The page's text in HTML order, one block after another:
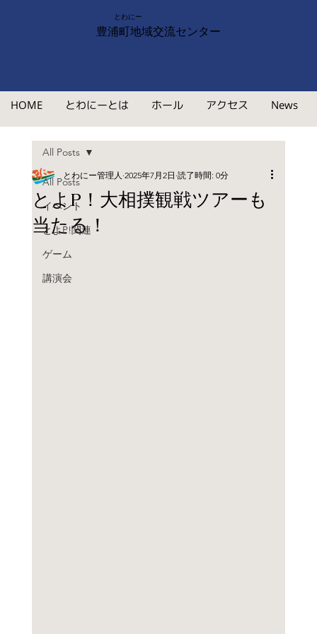
とわにー
豊浦町地域交流センター
All Posts
イベント
とよP!関連
ゲーム
講演会
All Posts
とよP！大相撲観戦ツアーも
当たる！
とわにー管理人 2025年7月2日 読了時間: 0分
HOME とわにーとは ホール アクセス News